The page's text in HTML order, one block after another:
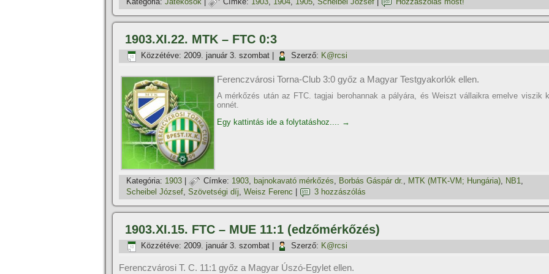
1903.XI.22. MTK – FTC 0:3
Közzétéve: 2009. január 3. szombat Szerző: K@rcsi
Ferenczvárosi Torna-Club 3:0 győz a Magyar Testgyakorlók ellen.
A mérkőzés után az FTC. tagjai berohannak a pályára, és Weiszt vállaikra emelve viszik
onnét.
Egy kattintás ide a folytatáshoz.... →
Kategória: 1903 Címke: 1903, bajnokavató mérkőzés, Borbás Gáspár dr., MTK (MTK-VM; Hungária), NB1,
Scheibel József, Szövetségi dí­j, Weisz Ferenc 3 hozzászólás
1903.XI.15. FTC – MUE 11:1 (edzőmérkőzés)
Közzétéve: 2009. január 3. szombat Szerző: K@rcsi
Ferenczvárosi T. C. 11:1 győz a Magyar Úszó-Egylet ellen.